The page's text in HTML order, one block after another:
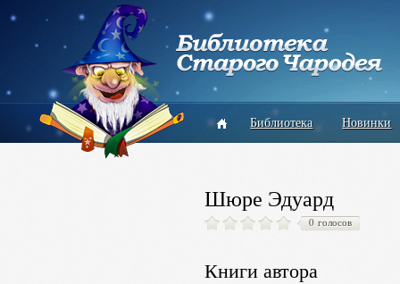
Библиотека Новинки
Шюре Эдуард
0 голосов
Книги автора